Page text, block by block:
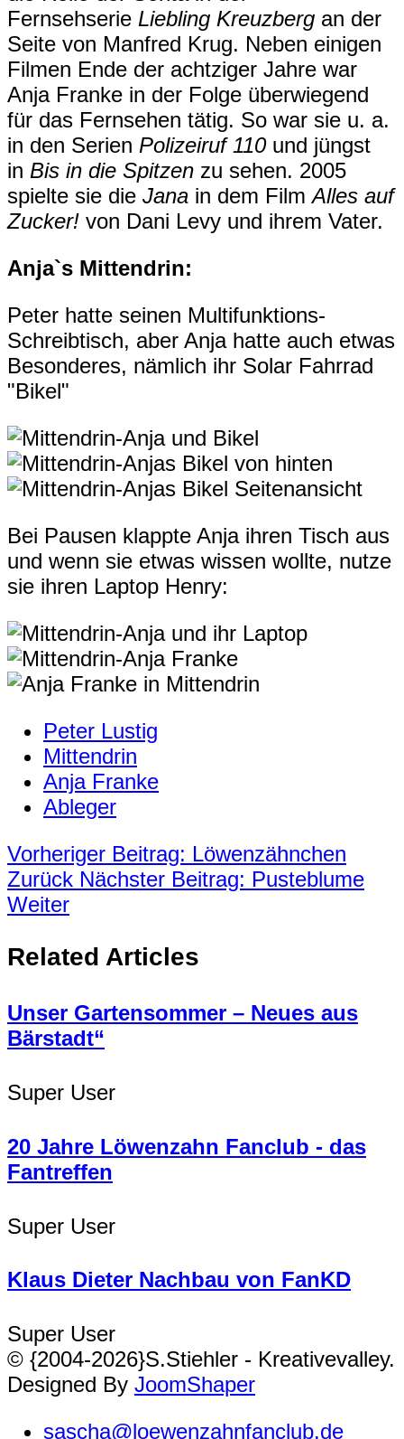
Fernsehserie Liebling Kreuzberg an der
Seite von Manfred Krug. Neben einigen
Filmen Ende der achtziger Jahre war
Anja Franke in der Folge überwiegend
für das Fernsehen tätig. So war sie u. a.
in den Serien Polizeiruf 110und jüngst
in Bis in die Spitzen zu sehen. 2005
spielte sie die Jana in dem FilmAlles auf
Zucker! von Dani Levy und ihrem Vater.
Anja`s Mittendrin:
Peter hatte seinen Multifunktions-
Schreibtisch, aber Anja hatte auch etwas
Besonderes, nämlich ihr Solar Fahrrad
"Bikel"
Bei Pausen klappte Anja ihren Tisch aus
und wenn sie etwas wissen wollte, nutze
sie ihren Laptop Henry:
Peter Lustig
Mittendrin
Anja Franke
Ableger
Vorheriger Beitrag: Löwenzähnchen
Zurück Nächster Beitrag: Pusteblume
Weiter
Related Articles
Unser Gartensommer – Neues aus
Bärstadt“
Super User
20 Jahre Löwenzahn Fanclub - das
Fantreffen
Super User
Klaus Dieter Nachbau von FanKD
Super User
© {2004-2026}S.Stiehler - Kreativevalley.
Designed By JoomShaper
sascha@loewenzahnfanclub.de